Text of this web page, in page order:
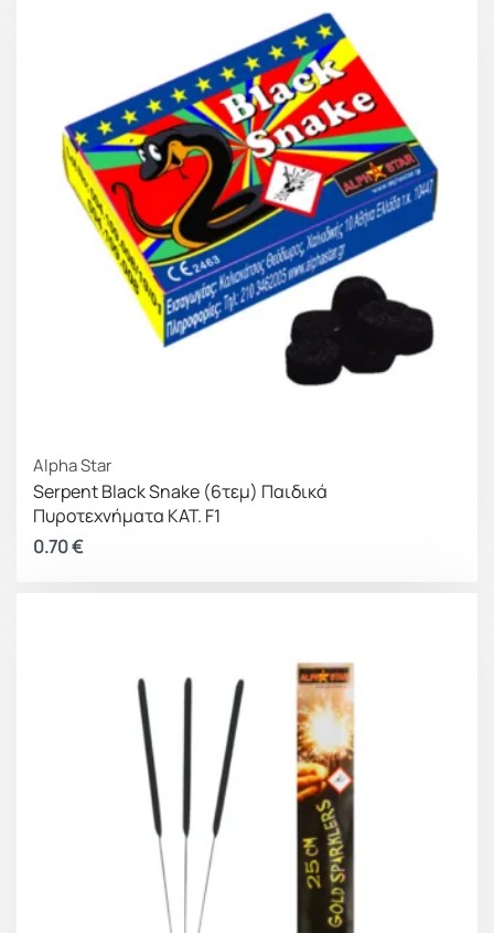
Alpha Star
Serpent Black Snake (6τεμ) Παιδικά
Πυροτεχνήματα ΚΑΤ. F1
0.70€